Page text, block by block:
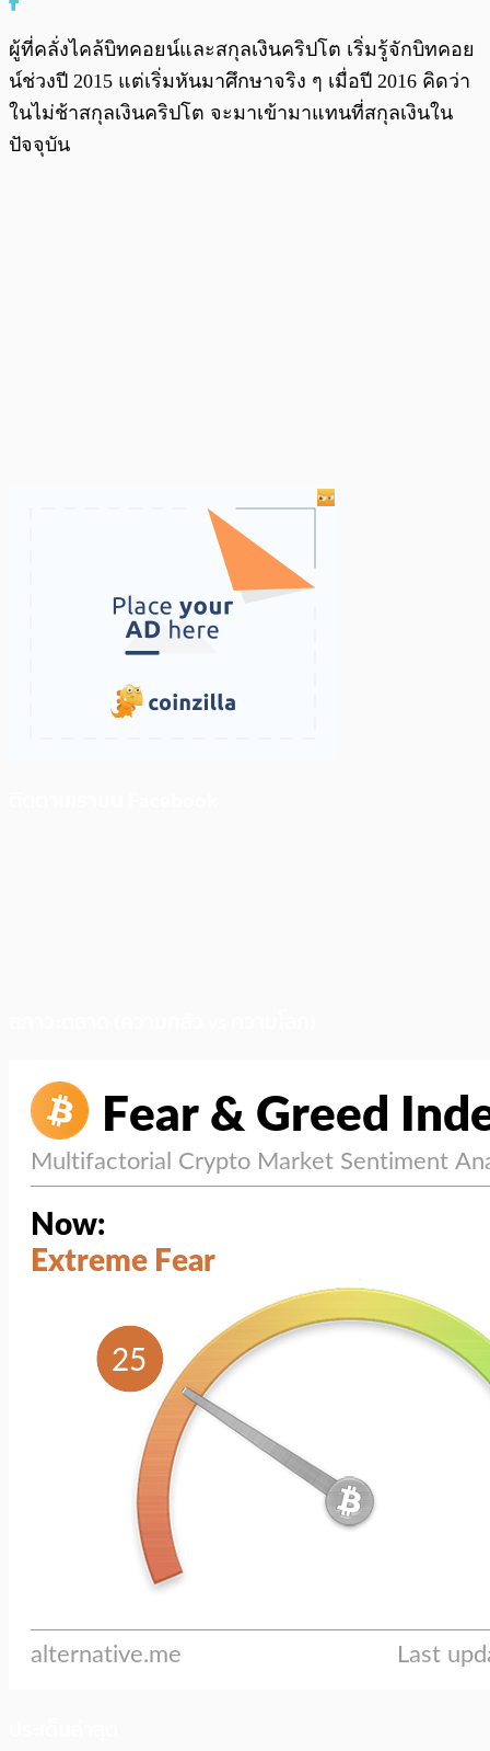
ผู้ที่คลั่งไคล้บิทคอยน์และสกุลเงินคริปโต เริ่มรู้จักบิทคอย
น์ช่วงปี 2015 แต่เริ่มหันมาศึกษาจริง ๆ เมื่อปี 2016 คิดว่า
ในไม่ช้าสกุลเงินคริปโต จะมาเข้ามาแทนที่สกุลเงินใน
ปัจจุบัน